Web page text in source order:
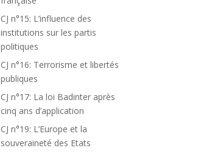
CJ n°15: L’influence des
institutions sur les partis
politiques
CJ n°16: Terrorisme et libertés
publiques
CJ n°17: La loi Badinter après
cinq ans d’application
CJ n°19: L’Europe et la
souveraineté des Etats